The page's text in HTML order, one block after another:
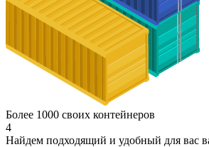
Более 1000 своих контейнеров
4
Найдем подходящий и удобный для вас